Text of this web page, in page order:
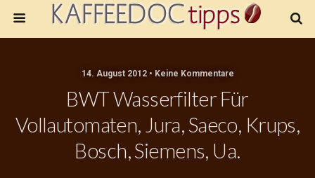
14. August 2012 • Keine Kommentare
BWT Wasserfilter Für
Vollautomaten, Jura, Saeco, Krups,
Bosch, Siemens, Ua.